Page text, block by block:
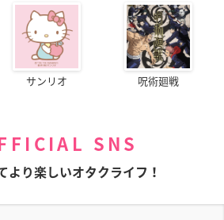
サンリオ 呪術廻戦
SNS
より楽しいオタクライフ！